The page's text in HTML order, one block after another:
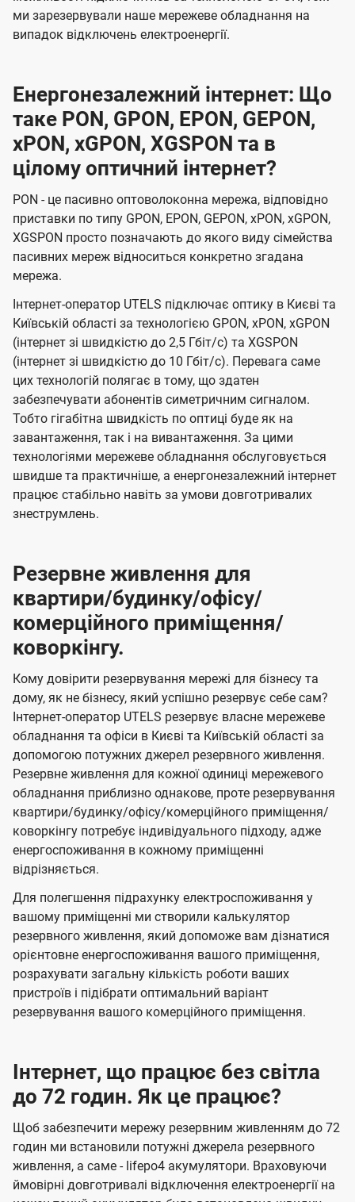
ми зарезервували наше мережеве обладнання на
випадок відключень електроенергії.
Енергонезалежний інтернет: Що
таке PON, GPON, EPON, GEPON,
xPON, xGPON, XGSPON та в
цілому оптичний інтернет?
PON - це пасивно оптоволоконна мережа, відповідно
приставки по типу GPON, EPON, GEPON, xPON, xGPON,
XGSPON просто позначають до якого виду сімейства
пасивних мереж відноситься конкретно згадана
мережа.
Інтернет-оператор UTELS підключає оптику в Києві та
Київській області за технологією GPON, xPON, xGPON
(інтернет зі швидкістю до 2,5 Гбіт/с) та XGSPON
(інтернет зі швидкістю до 10 Гбіт/с). Перевага саме
цих технологій полягає в тому, що здатен
забезпечувати абонентів симетричним сигналом.
Тобто гігабітна швидкість по оптиці буде як на
завантаження, так і на вивантаження. За цими
технологіями мережеве обладнання обслуговується
швидше та практичніше, а енергонезалежний інтернет
працює стабільно навіть за умови довготривалих
знеструмлень.
Резервне живлення для
квартири/будинку/офісу/
комерційного приміщення/
коворкінгу.
Кому довірити резервування мережі для бізнесу та
дому, як не бізнесу, який успішно резервує себе сам?
Інтернет-оператор UTELS резервує власне мережеве
обладнання та офіси в Києві та Київській області за
допомогою потужних джерел резервного живлення.
Резервне живлення для кожної одиниці мережевого
обладнання приблизно однакове, проте резервування
квартири/будинку/офісу/комерційного приміщення/
коворкінгу потребує індивідуального підходу, адже
енергоспоживання в кожному приміщенні
відрізняється.
Для полегшення підрахунку електроспоживання у
вашому приміщенні ми створили калькулятор
резервного живлення, який допоможе вам дізнатися
орієнтовне енергоспоживання вашого приміщення,
розрахувати загальну кількість роботи ваших
пристроїв і підібрати оптимальний варіант
резервування вашого комерційного приміщення.
Інтернет, що працює без світла
до 72 годин. Як це працює?
Щоб забезпечити мережу резервним живленням до 72
годин ми встановили потужні джерела резервного
живлення, а саме - lifepo4 акумулятори. Враховуючи
ймовірні довготривалі відключення електроенергії на